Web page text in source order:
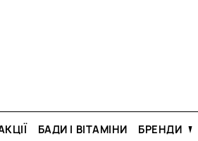
БАДИ І ВІТАМІНИ БРЕНДИ